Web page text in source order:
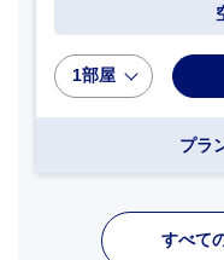
1部屋
プラ
すべて